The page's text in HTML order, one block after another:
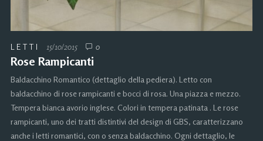
LETTI 15/10/2015 0
Rose Rampicanti
Baldacchino Romantico (dettaglio della pediera). Letto con
baldacchino di rose rampicanti e bocci di rosa. Una piazza e mezzo.
Tempera bianca avorio inglese. Colori in tempera patinata . Le rose
rampicanti, uno dei tratti distintivi del design di GBS, caratterizzano
anche i letti romantici, con o senza baldacchino. Ogni dettaglio, le